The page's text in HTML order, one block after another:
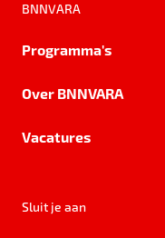
BNNVARA
Programma's
Over BNNVARA
Vacatures
Sluit je aan